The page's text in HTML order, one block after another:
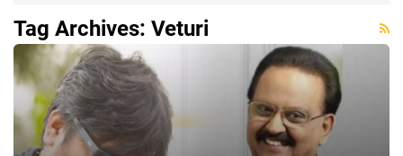
Tag Archives: Veturi